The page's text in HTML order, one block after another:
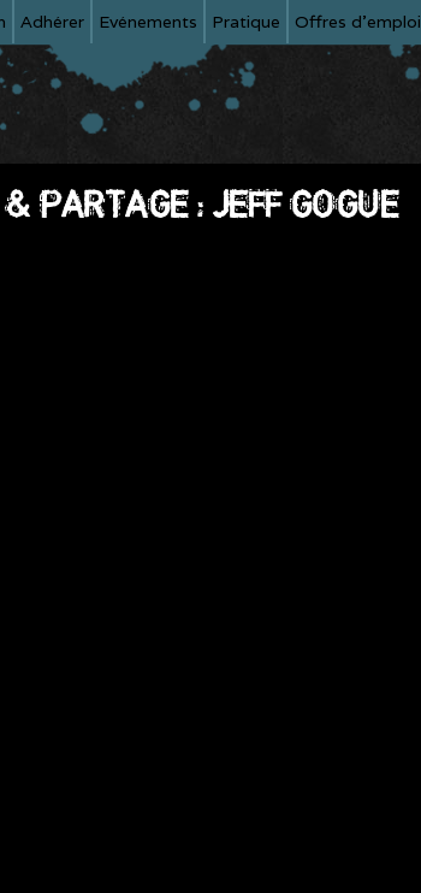
Adhérer Evénements Pratique Offres d'emploi
PARTAGE : JEFF GOGUE